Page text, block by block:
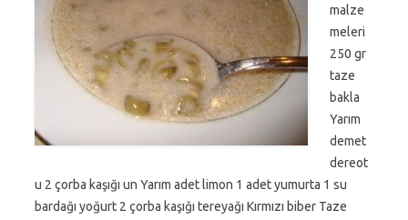
malze
meleri
250 gr
taze
bakla
Yarım
demet
dereot
u 2 çorba kaşığı un Yarım adet limon 1 adet yumurta 1 su
bardağı yoğurt 2 çorba kaşığı tereyağı Kırmızı biber Taze